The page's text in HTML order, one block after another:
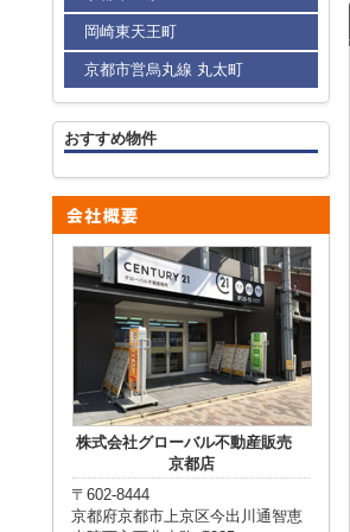
岡崎東天王町
京都市営烏丸線 丸太町
おすすめ物件
株式会社グローバル不動産販売
京都店
〒602-8444
京都府京都市上京区今出川通智恵